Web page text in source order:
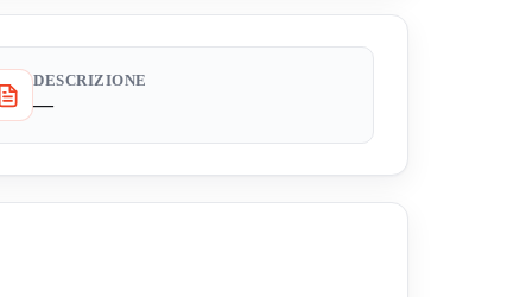
DESCRIZIONE
—